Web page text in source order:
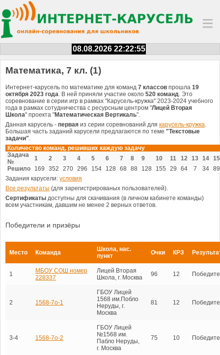
08.08.2026 22:22:55
Математика, 7 кл. (1)
Интернет-карусель по математике для команд 7 классов прошла 19
октября 2023 года . В ней приняли участие около 520 команд . Это
соревнование в серии игр в рамках "Карусель-кружка" 2023-2024 учебного
года в рамках сотудничества с ресурсным центром "Лицей Вторая
Школа" проекта "Математическая Вертикаль".
Данная карусель - первая из серии соревнований для карусель-кружка
Большая часть заданий карусели предлагаются по теме "Текстовые
задачи"
Количество команд, решивших каждую задачу
Задача
№
1 2 3 4 5 6 7 8 9 10 11 12 13 14
15
Решило
169 352 270 296 154 128 68 88 128 155 29 64 7 34 89
Задания карусели: условия
Все результаты (для зарегистрированых пользователей).
Сертификаты доступны для скачивания (в личном кабинете команды)
всем участникам, давшим не менее 2 верных ответов.
Победители и призёры
Место Команда
Школа, нас.
пункт
Очки КРЗ
1
МБОУ СОШ номер
228337
Лицей Вторая
Школа, г. Москва
96 12
2 1568-7о-1
ГБОУ Лицей
1568 им.Побло
Неруды, г.
Москва
81 12
3-4 1568-7о-2
ГБОУ Лицей
№1568 им.
Пабло Неруды,
г. Москва
75 10